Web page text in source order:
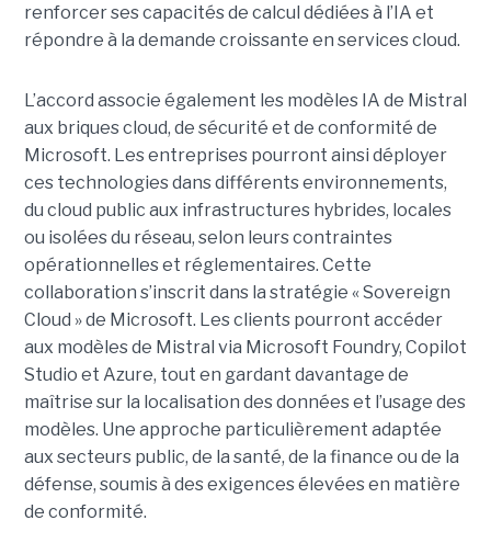
renforcer ses capacités de calcul dédiées à l’IA et
répondre à la demande croissante en services cloud.
L’accord associe également les modèles IA de Mistral
aux briques cloud, de sécurité et de conformité de
Microsoft. Les entreprises pourront ainsi déployer
ces technologies dans différents environnements,
du cloud public aux infrastructures hybrides, locales
ou isolées du réseau, selon leurs contraintes
opérationnelles et réglementaires. Cette
collaboration s’inscrit dans la stratégie « Sovereign
Cloud » de Microsoft. Les clients pourront accéder
aux modèles de Mistral via Microsoft Foundry, Copilot
Studio et Azure, tout en gardant davantage de
maîtrise sur la localisation des données et l’usage des
modèles. Une approche particulièrement adaptée
aux secteurs public, de la santé, de la finance ou de la
défense, soumis à des exigences élevées en matière
de conformité.